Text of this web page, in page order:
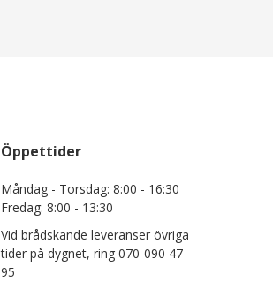
Öppettider
Måndag - Torsdag: 8:00 - 16:30
Fredag: 8:00 - 13:30
Vid brådskande leveranser övriga
tider på dygnet, ring 070-090 47
95